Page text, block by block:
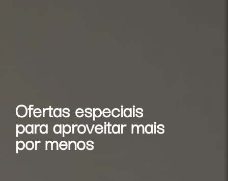
Ofertas especiais
para aproveitar mais
por menos